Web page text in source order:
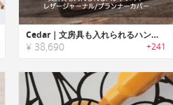
Cedar｜文房具も入れられるハンドメイドレザージャーナル/プランナーカバー「シーダー」
¥ 38,690 +241